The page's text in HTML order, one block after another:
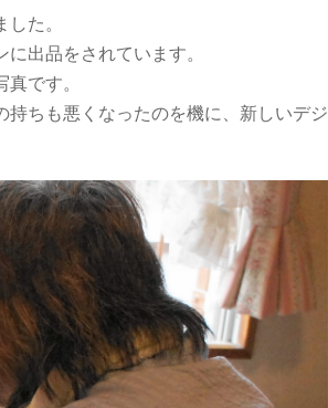
た。
出品をされています。
です。
ちも悪くなったのを機に、新しいデジ